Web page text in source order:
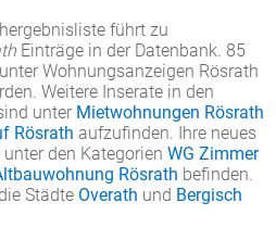
führt zu
Einträge in der Datenbank. 85
Wohnungsanzeigen Rösrath
Weitere Inserate in den
unter Mietwohnungen Rösrath
Rösrath aufzufinden. Ihre neues
den Kategorien WG Zimmer
Rösrath befinden.
Städte Overath und Bergisch